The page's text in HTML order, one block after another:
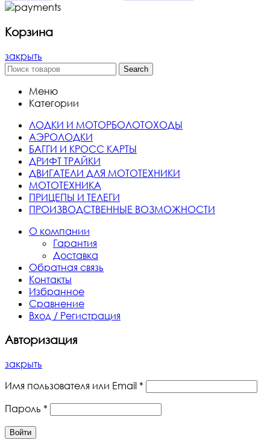
Корзина
закрыть
Search
Меню
Категории
ЛОДКИ И МОТОРБОЛОТОХОДЫ
АЭРОЛОДКИ
БАГГИ И КРОСС КАРТЫ
ДРИФТ ТРАЙКИ
ДВИГАТЕЛИ ДЛЯ МОТОТЕХНИКИ
МОТОТЕХНИКА
ПРИЦЕПЫ И ТЕЛЕГИ
ПРОИЗВОДСТВЕННЫЕ ВОЗМОЖНОСТИ
О компании
Гарантия
Доставка
Обратная связь
Контакты
Избранное
Сравнение
Вход / Регистрация
Авторизация
закрыть
Имя пользователя или Email *
Пароль *
Войти